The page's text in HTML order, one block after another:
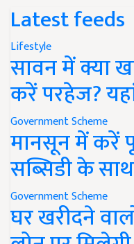
Latest feeds
Lifestyle
सावन में क्या
करें परहेज?
Government Scheme
मानसून में करें
सब्सिडी के
Government Scheme
घर खरीदने